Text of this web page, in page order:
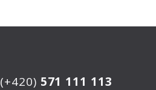
(+420) 571 111 113